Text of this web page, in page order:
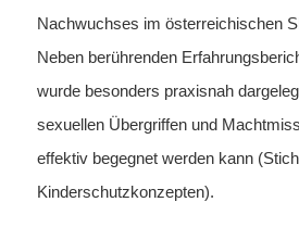
Nachwuchses im österreichischen
Neben berührenden
wurde besonders praxisnah
sexuellen Übergriffen und
effektiv begegnet werden kann
Kinderschutzkonzepten).